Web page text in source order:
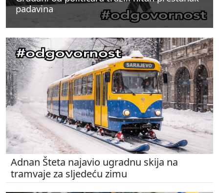
padavina
padavina
padavina
Adnan Šteta najavio ugradnu skija na
tramvaje za sljedeću zimu